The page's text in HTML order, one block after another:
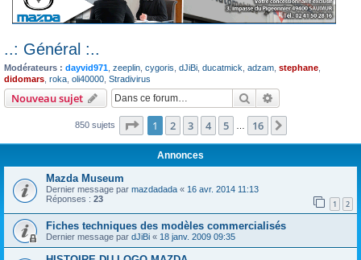
..: Général :..
Modérateurs : dayvid971 zeeplin cygoris dJiBi ducatmick adzam stephane
didomars roka oli40000 Stradivirus
Nouveau sujet Rechercher
850 sujets Page 1sur16
1 2 3 4 5 16
Annonces
Mazda Museum
Dernier message par mazdadada « 16 avr. 2014 11:13
Réponses : 23 1 2
Fiches techniques des modèles commercialisés
Dernier message par dJiBi « 18 janv. 2009 09:35